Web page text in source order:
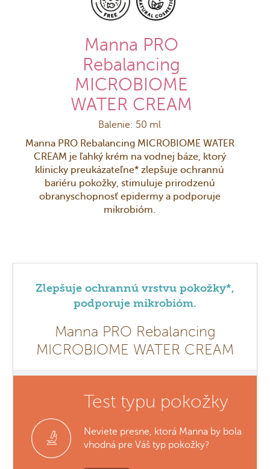
Manna PRO
Rebalancing
MICROBIOME
WATER CREAM
Balenie: 50 ml
Manna PRO Rebalancing MICROBIOME WATER
CREAM je ľahký krém na vodnej báze, ktorý
klinicky preukázateľne* zlepšuje ochrannú
bariéru pokožky, stimuluje prirodzenú
obranyschopnosť epidermy a podporuje
mikrobióm.
Zlepšuje ochrannú vrstvu pokožky*,
podporuje mikrobióm.
Manna PRO Rebalancing
MICROBIOME WATER CREAM
Test typu pokožky
Neviete presne, ktorá Manna by bola
vhodná pre Váš typ pokožky?